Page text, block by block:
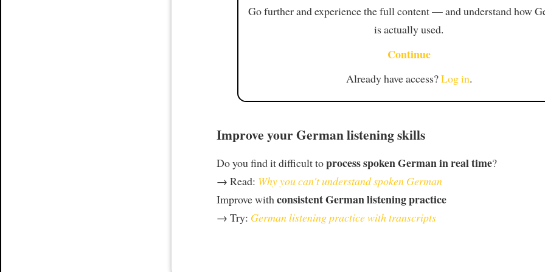
Go further and experience the full content — and understand how
is actually used.
Continue
Already have access?Log in.
Improve your German listening skills
Do you find it difficult toprocess spoken German in real time?
→ Read: Why you can't understand spoken German
Improve with consistent German listening practice
→ Try: German listening practice with transcripts